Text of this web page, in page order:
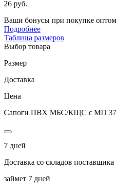
26 руб.
Ваши бонусы при покупке оптом
Подробнее
Таблица размеров
Выбор товара
Размер
Доставка
Цена
Сапоги ПВХ МБС/КЩС с МП 37
7 дней
Доставка со складов поставщика
займет 7 дней